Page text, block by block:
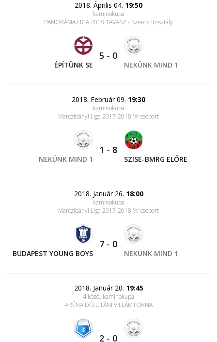
2018. Április 04. 19:50
kaminokupa
PANORÁMA LIGA 2018 TAVASZ - Szerda II.osztály
ÉPÍTÜNK SE
5 - 0
NEKÜNK MIND 1
2018. Február 09. 19:30
kaminokupa
Marczibányi Liga 2017-2018 'A' csoport
NEKÜNK MIND 1
1 - 8
SZISE-BMRG ELŐRE
2018. Január 26. 18:00
kaminokupa
Marczibányi Liga 2017-2018 'A' csoport
BUDAPEST YOUNG BOYS
7 - 0
NEKÜNK MIND 1
2018. Január 20. 19:45
4 közé, kaminokupa
ARÉNA DÉLUTÁNI VILLÁMTORNA
2 - 0